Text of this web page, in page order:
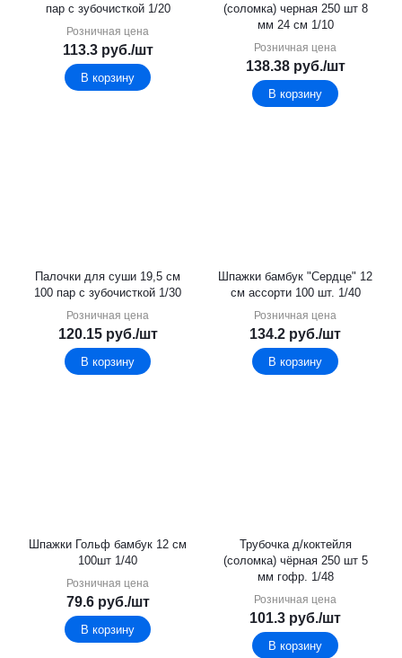
пар с зубочисткой 1/20
Розничная цена
113.3руб./шт
В корзину
(соломка) черная 250 шт 8
мм 24 см 1/10
Розничная цена
138.38руб./шт
В корзину
Палочки для суши 19,5 см
100 пар с зубочисткой 1/30
Розничная цена
120.15руб./шт
В корзину
Шпажки бамбук "Сердце" 12
см ассорти 100 шт. 1/40
Розничная цена
134.2 руб./шт
В корзину
Шпажки Гольф бамбук 12 см
100шт 1/40
Розничная цена
79.6руб./шт
В корзину
Трубочка д/коктейля
(соломка) чёрная 250 шт 5
мм гофр. 1/48
Розничная цена
101.3 руб./шт
В корзину